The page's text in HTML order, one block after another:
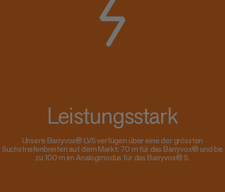
Leistungsstark
Unsere Barryvox® LVS verfügen über eine der grössten
Suchstreifenbreiten auf dem Markt: 70 m für das Barryvox® und bis
zu 100 m im Analogmodus für das Barryvox® S.